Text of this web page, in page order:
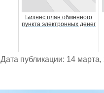
Бизнес план обменного
пункта электронных денег
Дата публикации: 14 марта,